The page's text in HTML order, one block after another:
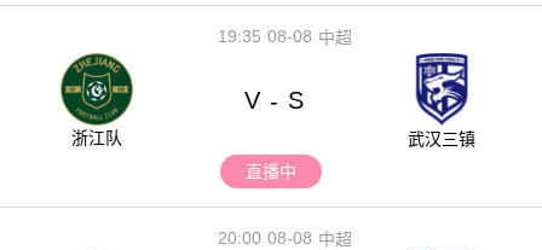
08-08
19:35 中超
浙江队
V - S
武汉三镇
直播中
08-08
20:00 中超